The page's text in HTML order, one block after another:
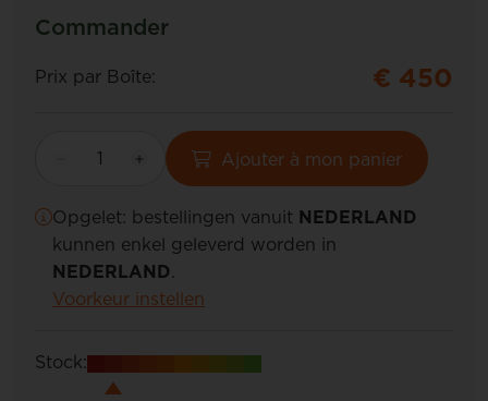
Commander
Prix par Boîte: € 450
Ajouter à mon panier
Opgelet: bestellingen vanuit NEDERLAND
kunnen enkel geleverd worden in
NEDERLAND.
Voorkeur instellen
Stock: